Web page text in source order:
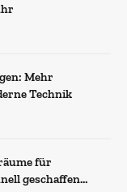
Mehr
Technik
für
geschaffen